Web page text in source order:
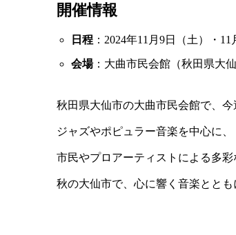
開催情報
日程：2024年11月9日（土）・11
会場：大曲市民会館（秋田県大
秋田県大仙市の大曲市民会館で、
ジャズやポピュラー音楽を中心に、
市民やプロアーティストによる多
秋の大仙市で、心に響く音楽とと